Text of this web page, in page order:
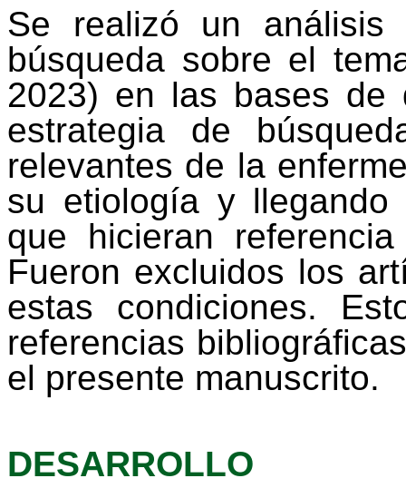
Se realizó un
búsqueda sobre el
2023) en las bases
estrategia de
relevantes de la
su etiología y
que hicieran
Fueron excluidos los
estas condiciones.
referencias
el presente manuscrito.
DESARROLLO